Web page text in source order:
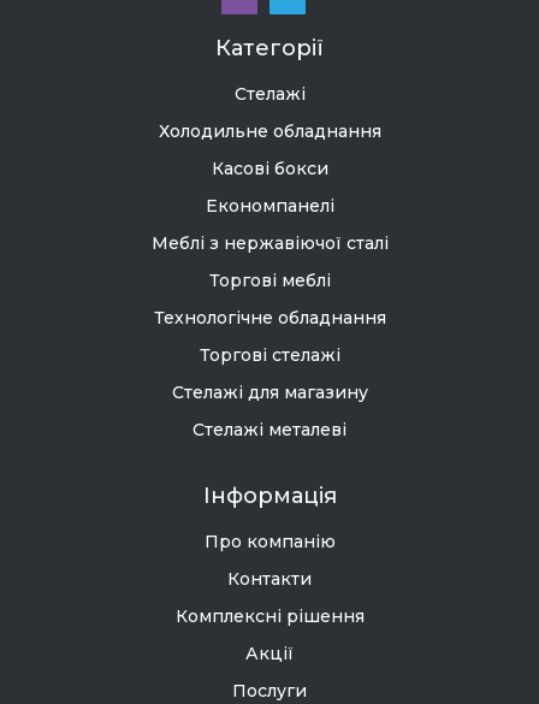
Категорії
Стелажі
Холодильне обладнання
Касові бокси
Економпанелі
Меблі з нержавіючої сталі
Торгові меблі
Технологічне обладнання
Торгові стелажі
Стелажі для магазину
Стелажі металеві
Інформація
Про компанію
Контакти
Комплексні рішення
Акції
Послуги